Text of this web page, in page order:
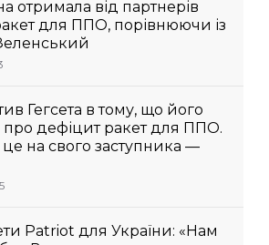
отримала від партнерів
для ППО, порівнюючи із
Гегсета в тому, що його
дефіцит ракет для ППО.
на свого заступника —
Patriot для України: «Нам